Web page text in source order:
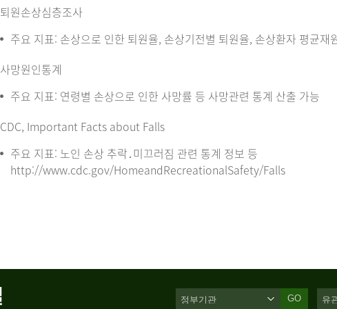
퇴원손상심층조사
주요 지표: 손상으로 인한 퇴원율, 손상기전별 퇴원율, 손상환자 평균재
사망원인통계
주요 지표: 연령별 손상으로 인한 사망률 등 사망관련 통계 산출 가능
CDC, Important Facts about Falls
주요 지표: 노인 손상 추락․미끄러짐 관련 통계 정보 등
http://www.cdc.gov/HomeandRecreationalSafety/Falls
GO